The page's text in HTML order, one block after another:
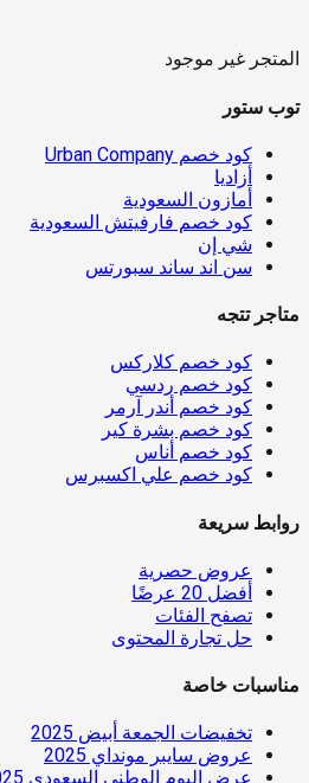
المتجر غير موجود
توب ستور
كود خصم Urban Company
أزاديا
أمازون السعودية
كود خصم فارفيتش السعودية
شي إن
سن اند ساند سبورتس
متاجر تتجه
كود خصم كلاركس
كود خصم ردسي
كود خصم أندر آرمر
كود خصم بشرة كير
كود خصم أناس
كود خصم علي اكسبرس
روابط سريعة
عروض حصرية
أفضل 20 عرضًا
تصفح الفئات
حل تجارة المحتوى
مناسبات خاصة
تخفيضات الجمعة أبيض 2025
عروض سايبر مونداي 2025
عرض اليوم الوطني السعودي 2025